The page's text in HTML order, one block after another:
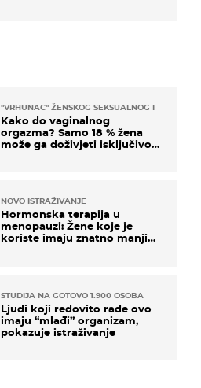
"VRHUNAC" ŽENSKOG SEKSUALNOG ISKUSTVA
Kako do vaginalnog
orgazma? Samo 18 % žena
može ga doživjeti isključivo
NOVO ISTRAŽIVANJE
Hormonska terapija u
menopauzi: Žene koje je
koriste imaju znatno manji
STUDIJA NA GOTOVO 1.900 OSOBA
Ljudi koji redovito rade ovo
imaju “mlađi” organizam,
pokazuje istraživanje